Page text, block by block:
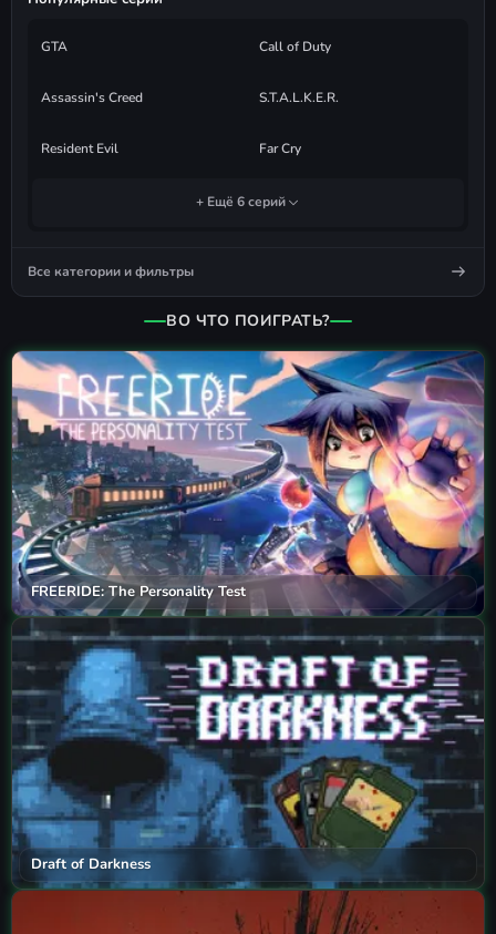
GTA Call of Duty
Assassin's Creed S.T.A.L.K.E.R.
Resident Evil Far Cry
+ Ещё 6 серий
Все категории и фильтры
ВО ЧТО ПОИГРАТЬ?
FREERIDE: The Personality Test
Draft of Darkness